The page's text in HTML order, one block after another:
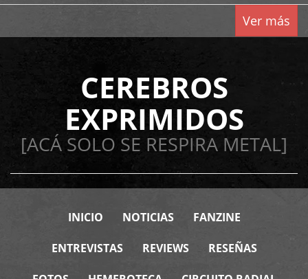
Ver más
CEREBROS
EXPRIMIDOS
[ACÁ SOLO SE RESPIRA METAL]
INICIO NOTICIAS FANZINE
ENTREVISTAS REVIEWS RESEÑAS